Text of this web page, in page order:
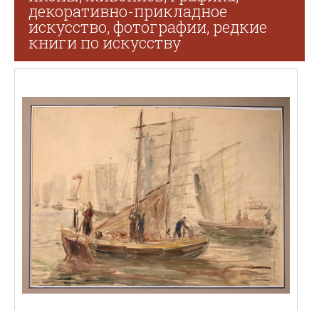
декоративно-прикладное
искусство, фотографии, редкие
книги по искусству